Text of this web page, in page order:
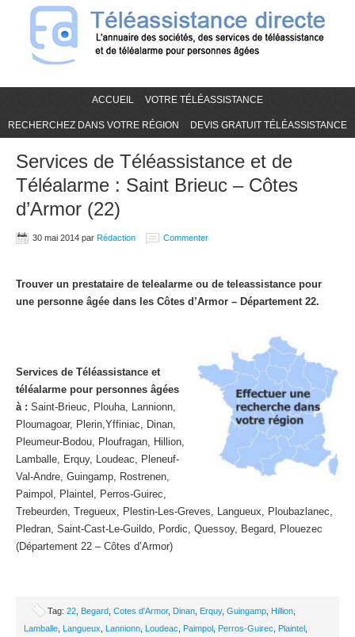
ACCUEIL VOTRE TÉLÉASSISTANCE
RECHERCHEZ DANS VOTRE RÉGION DEVIS GRATUIT TÉLÉASSISTANCE
Services de Téléassistance et de
Téléalarme : Saint Brieuc – Côtes
d’Armor (22)
30 mai 2014 par Rédaction Commenter
Trouver un prestataire de telealarme ou de teleassistance pour
une personne âgée dans les Côtes d’Armor – Département 22.
Services de Téléassistance et
téléalarme pour personnes âgées
à : Saint-Brieuc, Plouha, Lannionn,
Ploumagoar, Plerin,Yffiniac, Dinan,
Pleumeur-Bodou, Ploufragan, Hillion,
Lamballe, Erquy, Loudeac, Pleneuf-
Val-Andre, Guingamp, Rostrenen,
Paimpol, Plaintel, Perros-Guirec,
Trebeurden, Tregueux, Plestin-Les-Greves, Langueux, Ploubazlanec,
Pledran, Saint-Cast-Le-Guildo, Pordic, Quessoy, Begard, Plouezec
(Département 22 – Côtes d’Armor)
Tag: 22 Begard Cotes d'Armor, Dinan Erquy, Guingamp Hillion
Lamballe Langueux Lannionn Loudeac Paimpol Perros-Guirec Plaintel